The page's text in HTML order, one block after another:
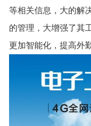
等相关信息，大的解
的管理，大增强了其
更加智能化，提高外